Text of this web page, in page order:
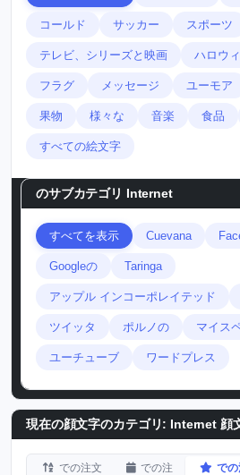
コールド サッカー スポーツ
テレビ、シリーズと映画 ハロウ
フラグ メッセージ ユーモア
果物 様々な 音楽 食品
すべての絵文字
のサブカテゴリ Internet
すべてを表示 Cuevana
Googleの Taringa
アップル インコーポレイテッド
ツイッタ ポルノの マイス
ユーチューブ ワードプレス
現在の顔文字のカテゴリ: Internet 顔
での注文
での注
での